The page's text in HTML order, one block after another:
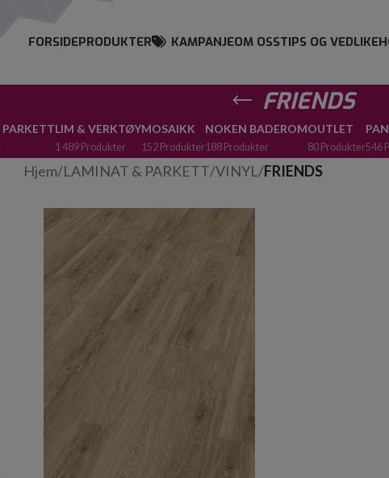
FORSIDEPRODUKTER KAMPANJEOM OSSTIPS OG
FRIENDS
LIM & VERKTØY
1 489 Produkter
MOSAIKK
152 Produkter
NOKEN BADEROM
188 Produkter
OUTLET
80 Produkter546
Hjem/LAMINAT & PARKETT/VINYL/FRIENDS